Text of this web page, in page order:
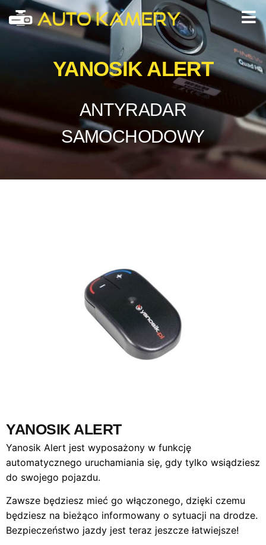
YANOSIK ALERT
ANTYRADAR
SAMOCHODOWY
YANOSIK ALERT
Yanosik Alert jest wyposażony w funkcję
automatycznego uruchamiania się, gdy tylko wsiądziesz
do swojego pojazdu.
Zawsze będziesz mieć go włączonego, dzięki czemu
będziesz na bieżąco informowany o sytuacji na drodze.
Bezpieczeństwo jazdy jest teraz jeszcze łatwiejsze!